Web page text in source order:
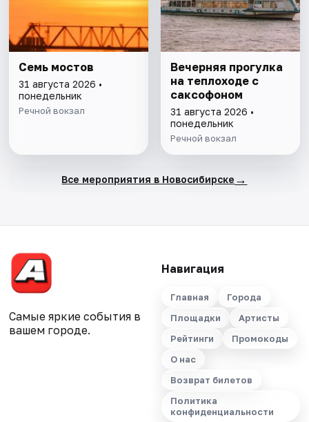
Семь мостов
31 августа 2026 •
понедельник
Речной вокзал
Вечерняя прогулка
на теплоходе с
саксофоном
31 августа 2026 •
понедельник
Речной вокзал
Все мероприятия в Новосибирске →
Самые яркие события в
вашем городе.
Навигация
Главная
Города
Площадки
Артисты
Рейтинги
Промокоды
О нас
Возврат билетов
Политика
конфиденциальности